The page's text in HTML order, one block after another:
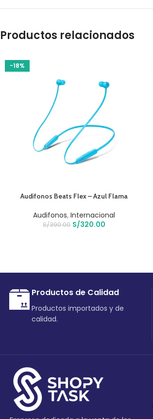
Productos relacionados
-18%
AÑADIR AL CARRITO
Audífonos Beats Flex – Azul Flama
Audifonos,Internacional
S/390.00 S/320.00
Productos de Calidad
Productos importados y de
calidad.